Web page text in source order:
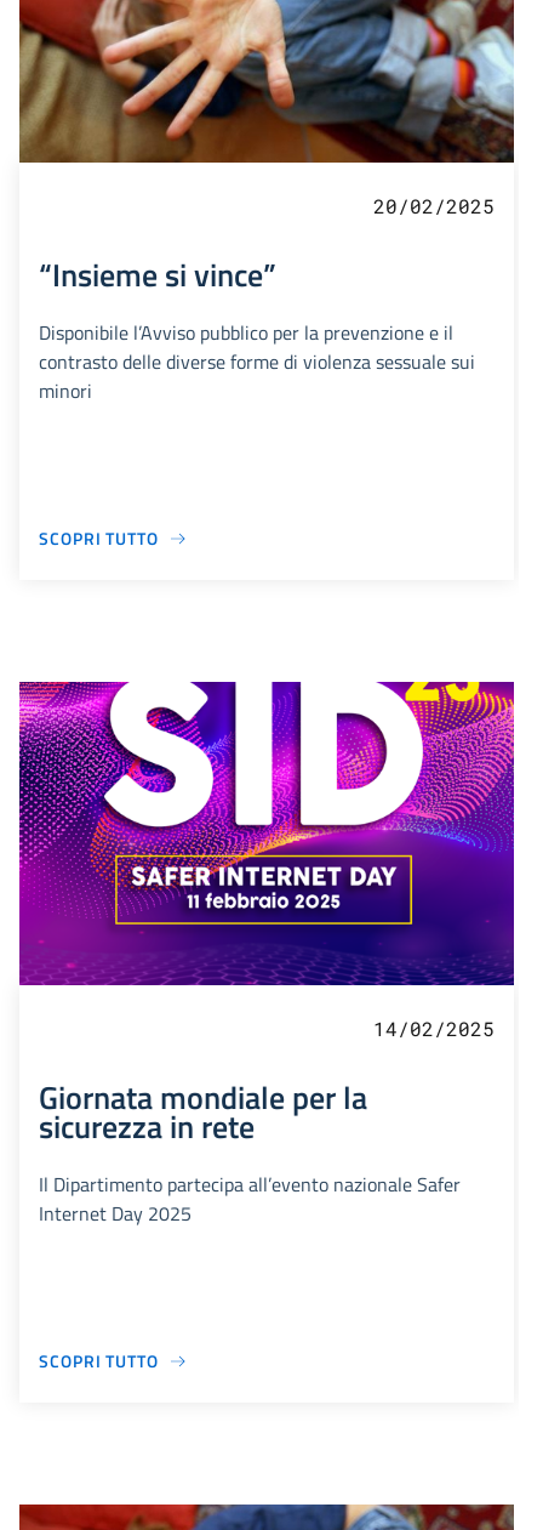
20/02/2025
“Insieme si vince”
Disponibile l’Avviso pubblico per la prevenzione e il
contrasto delle diverse forme di violenza sessuale sui
minori
SCOPRI TUTTO
14/02/2025
Giornata mondiale per la
sicurezza in rete
Il Dipartimento partecipa all’evento nazionale Safer
Internet Day 2025
SCOPRI TUTTO